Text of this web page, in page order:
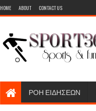
HOME ABOUT CONTACT US
ΡΟΗ ΕΙΔΗΣΕΩΝ